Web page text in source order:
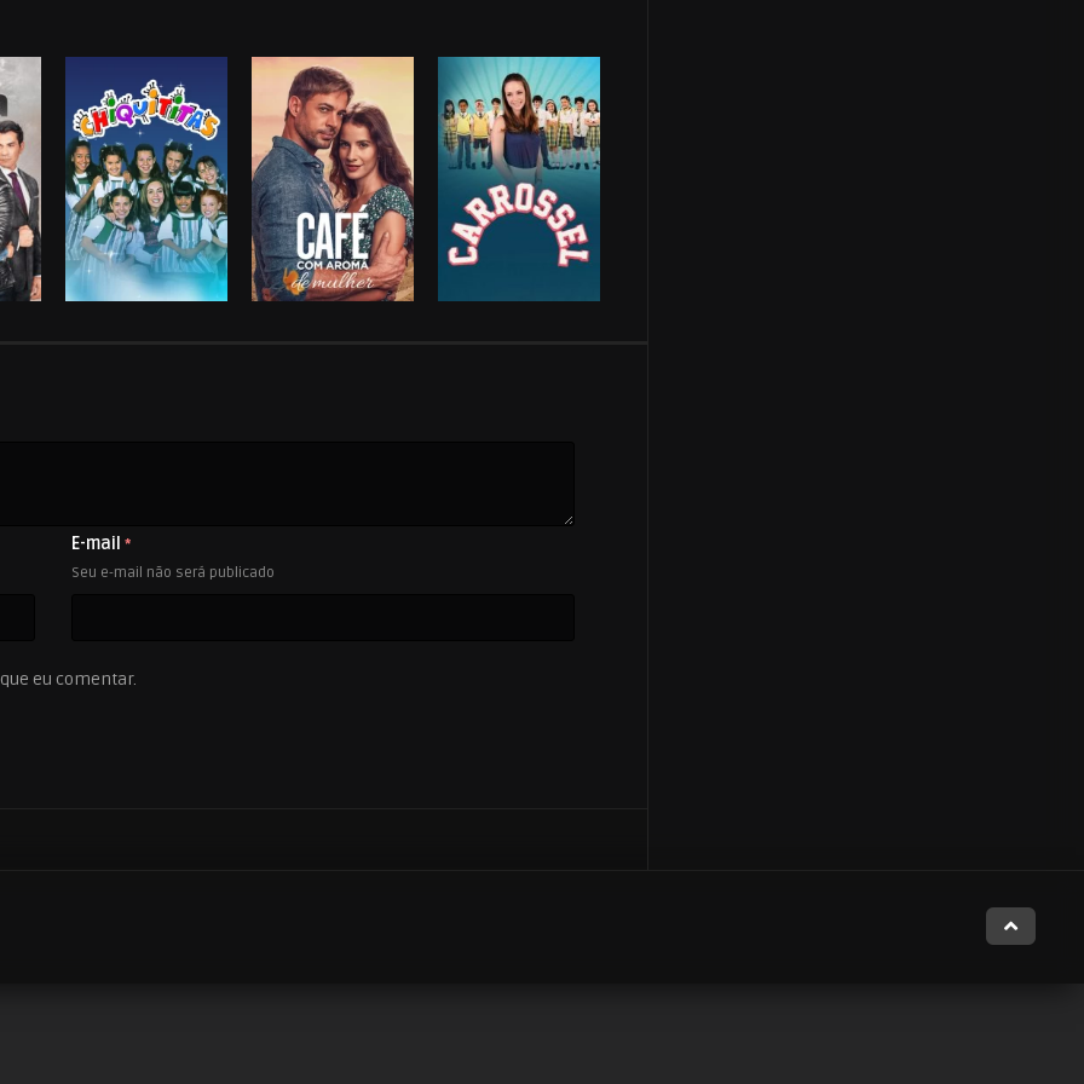
E-mail *
Seu e-mail não será publicado
eu comentar.